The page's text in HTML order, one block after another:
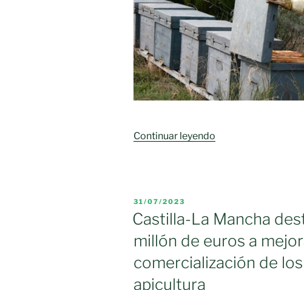
Continuar leyendo
de
euros,
actual
PUBLICADO
EL
31/07/2023
Castilla-La Mancha
millón de euros a
comercialización de
apicultura